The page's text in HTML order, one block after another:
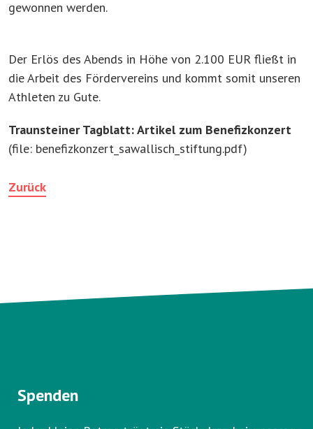
gewonnen werden.
Der Erlös des Abends in Höhe von 2.100 EUR fließt in
die Arbeit des Fördervereins und kommt somit unseren
Athleten zu Gute.
Traunsteiner Tagblatt: Artikel zum Benefizkonzert
(file: benefizkonzert_sawallisch_stiftung.pdf)
Zurück
Spenden